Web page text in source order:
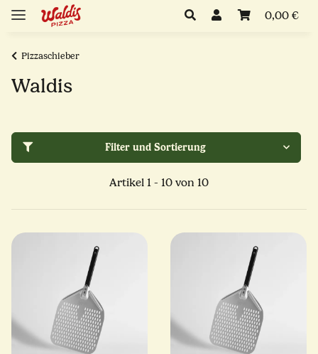
0,00 €
Pizzaschieber
Waldis
Filter und Sortierung
Artikel 1 - 10 von 10